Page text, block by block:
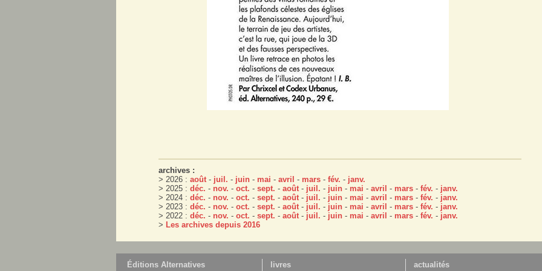
archives :
> 2026 : août- juil. - juin - mai - avril - mars - fév. - janv.
> 2025 : déc. - nov. - oct. - sept. - août- juil. - juin - mai - avril - mars - fév. - janv.
> 2024 : déc. - nov. - oct. - sept. - août- juil. - juin - mai - avril - mars - fév. - janv.
> 2023 : déc. - nov. - oct. - sept. - août- juil. - juin - mai - avril - mars - fév. - janv.
> 2022 : déc. - nov. - oct. - sept. - août- juil. - juin - mai - avril - mars - fév. - janv.
> Les archives depuis 2016
Éditions Alternatives livres actualités